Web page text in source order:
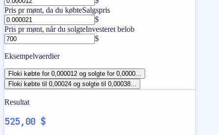
Pris pr mønt, da du købteSalgspris
$
Pris pr mønt, når du solgteInvesteret belob
$
Eksempelvaerdier
Floki købte for 0,000012 og solgte for 0,0000...
Floki købte til 0,00024 og solgte til 0,00038...
Resultat
525,00 $